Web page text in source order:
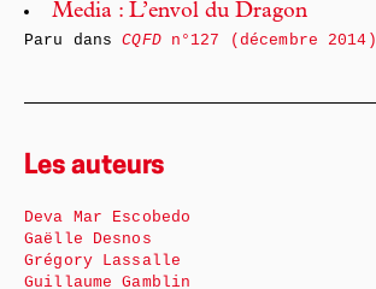
Media : L’envol du Dragon
Paru dansCQFDn°127 (décembre 2014)
Les auteurs
Deva Mar Escobedo
Gaëlle Desnos
Grégory Lassalle
Guillaume Gamblin